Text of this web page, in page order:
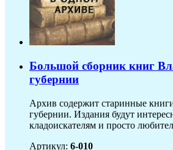
Большой сборник книг
губернии
Архив содержит старинные
губернии. Издания будут
кладоискателям и просто
Артикул: 6-010